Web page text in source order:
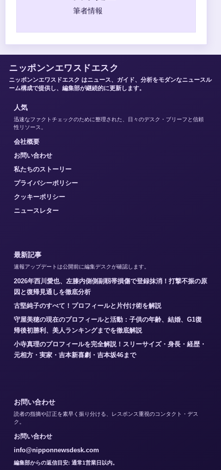
筆者情報
ニッポンンエワスドエスク
ニッポンンエワスドエスク はニュース、ガイド、分析をモダンなニュースル
ーム構成で提供し、編集部が継続的に更新します。
人気
迅速なファクトチェックのために整理された、日々のデスク・ブリーフと信頼
性リソース。
会社概要
お問い合わせ
私たちのストーリー
プライバシーポリシー
クッキーポリシー
ニュースレター
最新記事
速報アップデートは公開前に編集デスクが確認します。
2026年西川愛也、左膝内側側副靱帯損傷で登録抹消！打撃不振の原
因と復帰見通しを徹底分析
古堅純子のすべて！プロフィールと片付け術を解説
守屋美穂の現在のプロフィールと活動：子供の年齢、結婚、G1復
帰後初勝利、美人ランキングまでを徹底解説
小寺真理のプロフィールを完全解説！スリーサイズ・身長・経歴・
元相方・実家・吉本新喜劇・吉本坂46まで
お問い合わせ
読者の指摘や訂正を素早く振り分ける、レスポンス重視のコンタクト・デス
ク。
お問い合わせ
info@nipponnewsdesk.com
編集部からの返信目安: 通常1営業日以内。